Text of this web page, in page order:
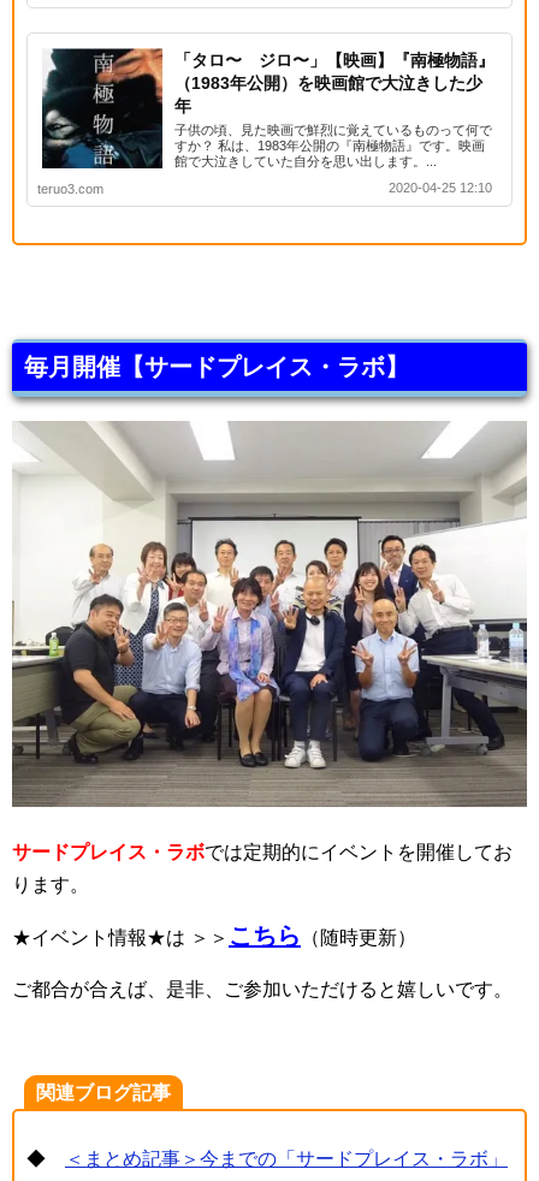
「タロ〜 ジロ〜」【映画】『南極物語』
（1983年公開）を映画館で大泣きした少
年
子供の頃、見た映画で鮮烈に覚えているものって何で
すか？ 私は、1983年公開の『南極物語』です。映画
館で大泣きしていた自分を思い出します。...
teruo3.com
2020-04-25 12:10
毎月開催【サードプレイス・ラボ】
サードプレイス・ラボでは定期的にイベントを開催してお
ります。
★イベント情報★は ＞＞ こちら （随時更新）
ご都合が合えば、是非、ご参加いただけると嬉しいです。
関連ブログ記事
◆ ＜まとめ記事＞今までの「サードプレイス・ラボ」